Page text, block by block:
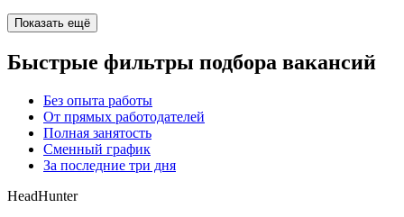
Показать ещё
Быстрые фильтры подбора вакансий
Без опыта работы
От прямых работодателей
Полная занятость
Сменный график
За последние три дня
HeadHunter